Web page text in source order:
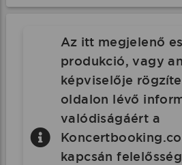
Az itt megjelenő
produkció, vagy
képviselője
oldalon lévő
valódiságáért a
kapcsán